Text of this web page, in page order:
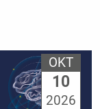
OKT
10
2026